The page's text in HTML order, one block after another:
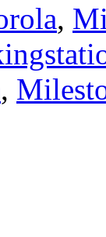
,
,